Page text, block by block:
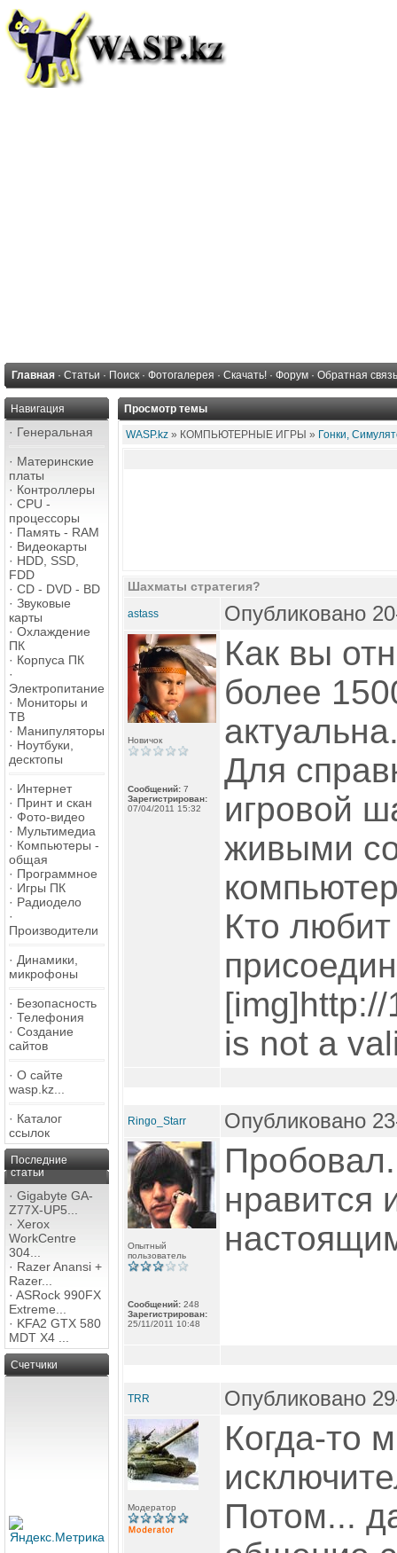
Главная · Статьи · Поиск · Фотогалерея · Скачать! · Форум · Обратная связь
Навигация
· Генеральная
· Материнские
платы
· Контроллеры
· CPU -
процессоры
· Память - RAM
· Видеокарты
· HDD, SSD,
FDD
· CD - DVD - BD
· Звуковые
карты
· Охлаждение
ПК
· Корпуса ПК
·
Электропитание
· Мониторы и
ТВ
· Манипуляторы
· Ноутбуки,
десктопы
· Интернет
· Принт и скан
· Фото-видео
· Мультимедиа
· Компьютеры -
общая
· Программное
· Игры ПК
· Радиодело
·
Производители
· Динамики,
микрофоны
· Безопасность
· Телефония
· Создание
сайтов
· О сайте
wasp.kz...
· Каталог
ссылок
Последние
статьи
· Gigabyte GA-
Z77X-UP5...
· Xerox
WorkCentre
304...
· Razer Anansi +
Razer...
· ASRock 990FX
Extreme...
· KFA2 GTX 580
MDT X4 ...
Счетчики
Просмотр темы
WASP.kz » КОМПЬЮТЕРНЫЕ ИГРЫ » Гонки,
Шахматы стратегия?
astass Опубликовано
Новичок
Сообщений: 7
Зарегистрирован:
07/04/2011 15:32
Как вы
более
Для
игровой
живыми
Кто
is not a
Ringo_Starr Опубликовано
Опытный
пользователь
Сообщений: 248
Зарегистрирован:
25/11/2011 10:48
нравится
TRR Опубликовано
Модератор
Когда-то
Потом...